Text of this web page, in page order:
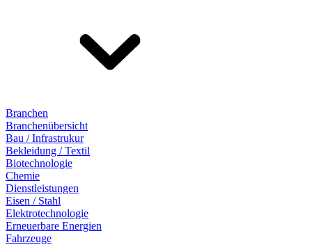
Branchen
Branchenübersicht
Bau / Infrastrukur
Bekleidung / Textil
Biotechnologie
Chemie
Dienstleistungen
Eisen / Stahl
Elektrotechnologie
Erneuerbare Energien
Fahrzeuge